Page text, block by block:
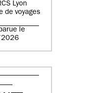
Lyon
de voyages
le